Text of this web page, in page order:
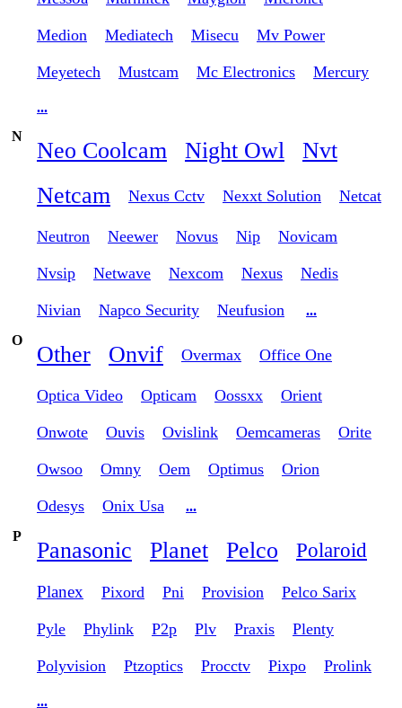
Medion Mediatech Misecu Mv Power
Meyetech Mustcam Mc Electronics Mercury
...
N
Neo Coolcam Night Owl
Nvt
Netcam
Nexus Cctv Nexxt Solution Netcat
Neutron Neewer Novus Nip Novicam
Nvsip Netwave Nexcom Nexus Nedis
Nivian Napco Security Neufusion
...
O
Other Onvif Overmax Office One
Optica Video Opticam Oossxx Orient
Onwote Ouvis Ovislink Oemcameras Orite
Owsoo Omny Oem Optimus Orion
Odesys Onix Usa
...
P
Panasonic Planet Pelco Polaroid
Planex Pixord Pni Provision Pelco Sarix
Pyle Phylink P2p Plv Praxis Plenty
Polyvision Ptzoptics Procctv Pixpo Prolink
...